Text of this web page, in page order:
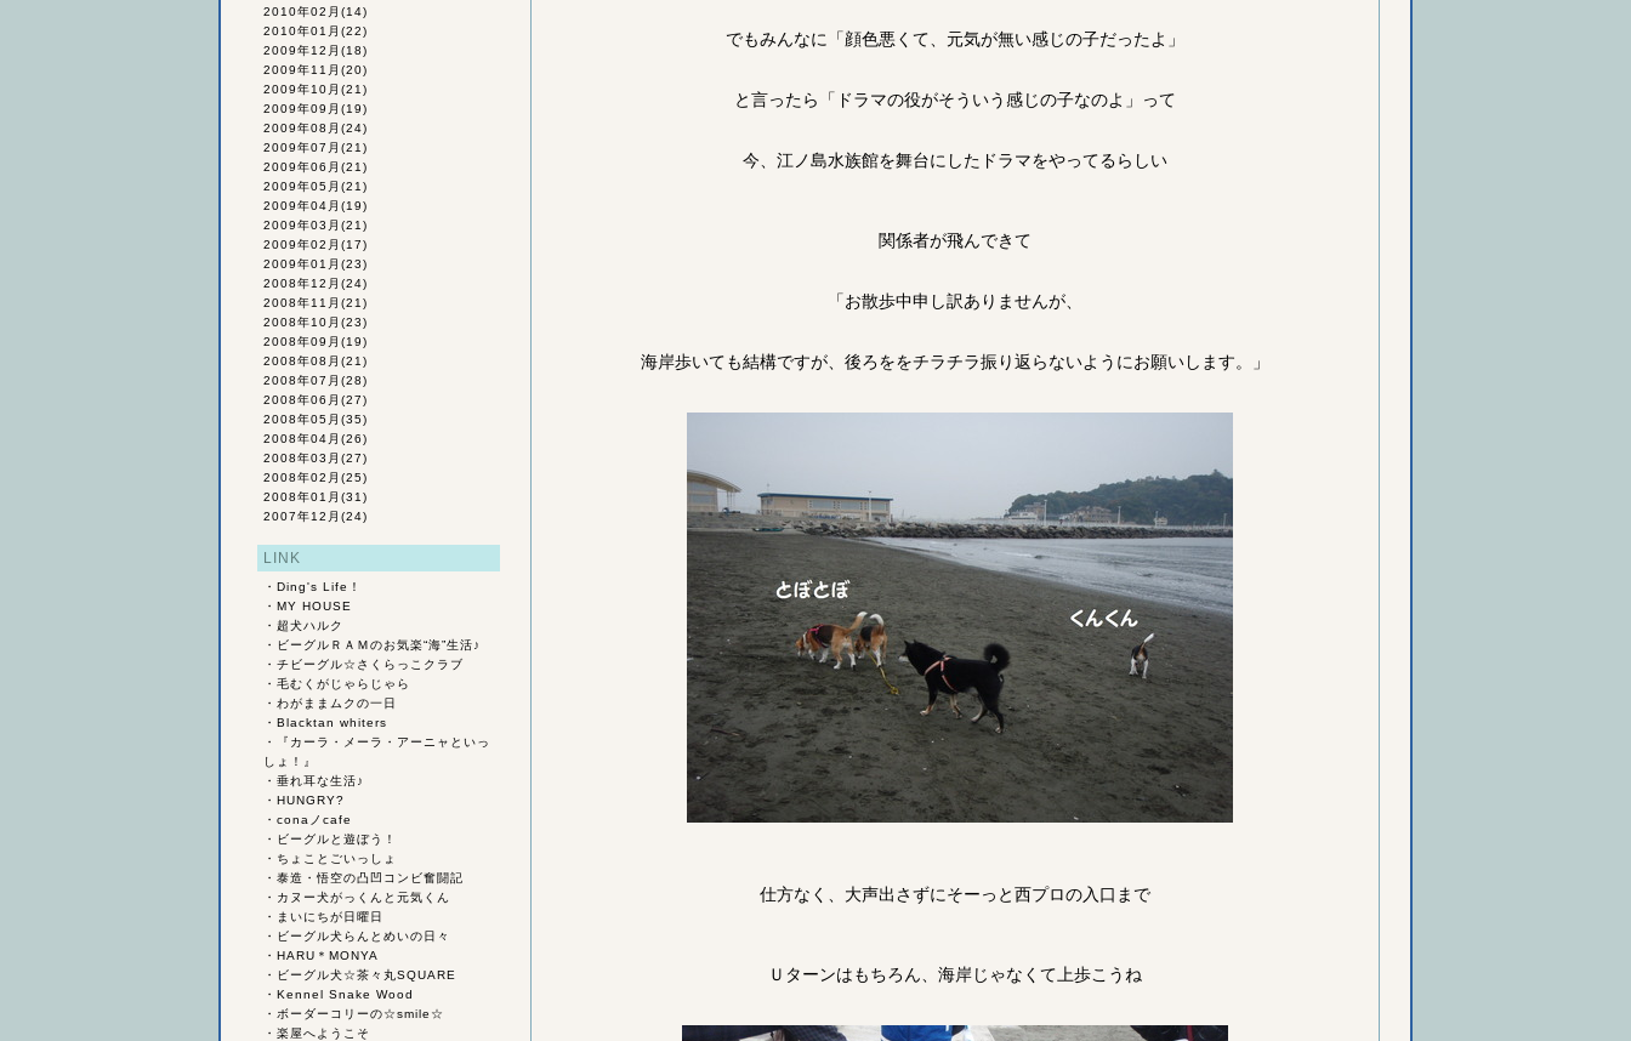
2010年02月 (14)
2010年01月 (22)
2009年12月 (18)
2009年11月 (20)
2009年10月 (21)
2009年09月 (19)
2009年08月 (24)
2009年07月 (21)
2009年06月 (21)
2009年05月 (21)
2009年04月 (19)
2009年03月 (21)
2009年02月 (17)
2009年01月 (23)
2008年12月 (24)
2008年11月 (21)
2008年10月 (23)
2008年09月 (19)
2008年08月 (21)
2008年07月 (28)
2008年06月 (27)
2008年05月 (35)
2008年04月 (26)
2008年03月 (27)
2008年02月 (25)
2008年01月 (31)
2007年12月 (24)
LINK
・ Ding's Life！
・ MY HOUSE
・ 超犬ハルク
・
ビーグルＲＡＭのお気楽“海”生活♪
・ チビーグル☆さくらっこクラブ
・ 毛むくがじゃらじゃら
・ わがままムクの一日
・ Blacktan whiters
・
『カーラ・メーラ・アーニャといっ
しょ！』
・ 垂れ耳な生活♪
・ HUNGRY?
・ conaノcafe
・
ビーグルと遊ぼう！
・ ちょことごいっしょ
・ 泰造・悟空の凸凹コンビ奮闘記
・ カヌー犬がっくんと元気くん
・
まいにちが日曜日
・
ビーグル犬らんとめいの日々
・ HARU＊MONYA
・
ビーグル犬☆茶々丸SQUARE
・ Kennel Snake Wood
・ ボーダーコリーの☆smile☆
・ 楽屋へようこそ
でもみんなに「顔色悪くて、元気が無い感じの子だったよ」
と言ったら「ドラマの役がそういう感じの子なのよ」って
今、江ノ島水族館を舞台にしたドラマをやってるらしい
関係者が飛んできて
「お散歩中申し訳ありませんが、
海岸歩いても結構ですが、後ろををチラチラ振り返らないようにお願いします。」
仕方なく、大声出さずにそーっと西プロの入口まで
Ｕターンはもちろん、海岸じゃなくて上歩こうね